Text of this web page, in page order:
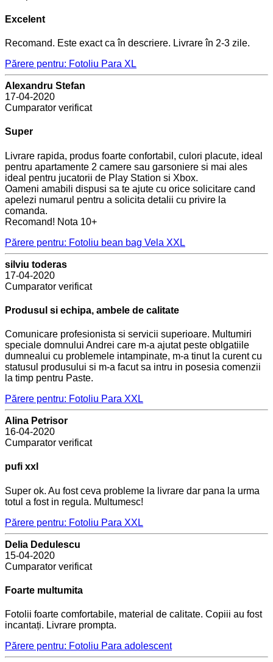
Excelent
Recomand. Este exact ca în descriere. Livrare în 2-3 zile.
Părere pentru: Fotoliu Para XL
Alexandru Stefan
17-04-2020
Cumparator verificat
Super
Livrare rapida, produs foarte confortabil, culori placute, ideal
pentru apartamente 2 camere sau garsoniere si mai ales
ideal pentru jucatorii de Play Station si Xbox.
Oameni amabili dispusi sa te ajute cu orice solicitare cand
apelezi numarul pentru a solicita detalii cu privire la
comanda.
Recomand! Nota 10+
Părere pentru: Fotoliu bean bag Vela XXL
silviu toderas
17-04-2020
Cumparator verificat
Produsul si echipa, ambele de calitate
Comunicare profesionista si servicii superioare. Multumiri
speciale domnului Andrei care m-a ajutat peste oblgatiile
dumnealui cu problemele intampinate, m-a tinut la curent cu
statusul produsului si m-a facut sa intru in posesia comenzii
la timp pentru Paste.
Părere pentru: Fotoliu Para XXL
Alina Petrisor
16-04-2020
Cumparator verificat
pufi xxl
Super ok. Au fost ceva probleme la livrare dar pana la urma
totul a fost in regula. Multumesc!
Părere pentru: Fotoliu Para XXL
Delia Dedulescu
15-04-2020
Cumparator verificat
Foarte multumita
Fotolii foarte comfortabile, material de calitate. Copiii au fost
incantați. Livrare prompta.
Părere pentru: Fotoliu Para adolescent